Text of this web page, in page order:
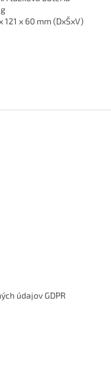
121 x 60 mm (DxŠxV)
údajov GDPR